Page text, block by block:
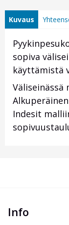
Kuvaus
sopiva
käyttämistä
Väliseinässä
Indesit
Info